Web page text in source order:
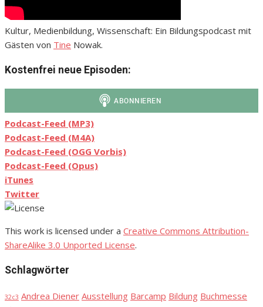
Kultur, Medienbildung, Wissenschaft: Ein Bildungspodcast mit
Gästen von Tine Nowak.
Kostenfrei neue Episoden:
Podcast-Feed (MP3)
Podcast-Feed (M4A)
Podcast-Feed (OGG Vorbis)
Podcast-Feed (Opus)
iTunes
Twitter
This work is licensed under a Creative Commons Attribution-
ShareAlike 3.0 Unported License.
Schlagwörter
32c3 Andrea Diener Ausstellung Barcamp Bildung Buchmesse